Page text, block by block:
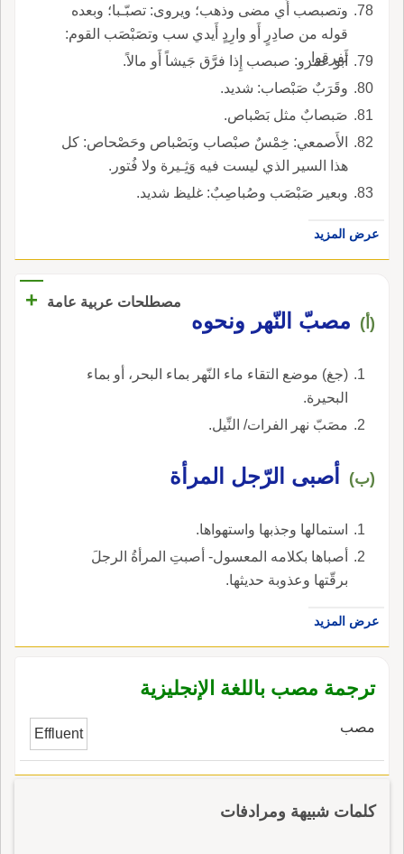
وتصبصب أَي مضى وذهب؛ ويروى: تصبّـبا؛ وبعده
قوله من صادِرٍ أَو وارِدٍ أَيدي سب وتصَبْصَب القوم:
تفرقوا.
أَبو عمرو: صبصب إِذا فرَّق جَيشاً أَو مالاً.
وقَرَبٌ صَبْصاب: شديد.
صَبصابٌ مثل بَصْباص.
الأَصمعي: خِمْسٌ صبْصاب وبَصْباص وحَصْحاص: كل
هذا السير الذي ليست فيه وَثِـيرة ولا فُتور.
وبعير صَبْصَب وصُباصِبٌ: غليظ شديد.
عرض المزيد
مصطلحات عربية عامة +
(أ) مصبّ النّهر ونحوه
(جغ) موضع التقاء ماء النّهر بماء البحر، أو بماء
البحيرة.
مصَبّ نهر الفرات/ النِّيل.
(ب) أصبى الرّجل المرأة
استمالها وجذبها واستهواها.
أصباها بكلامه المعسول- أصبتِ المرأةُ الرجلَ
برقّتها وعذوبة حديثها.
عرض المزيد
ترجمة مصب باللغة الإنجليزية
مصب Effluent
كلمات شبيهة ومرادفات